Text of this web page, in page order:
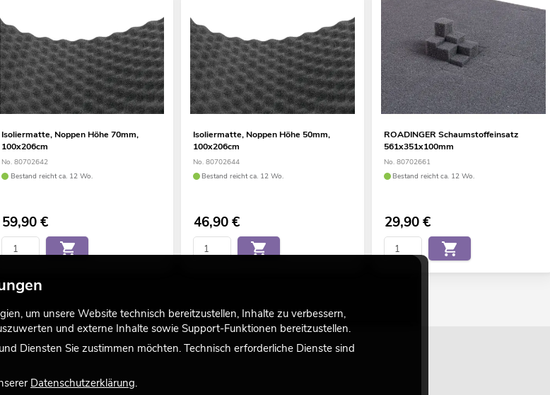
Isoliermatte, Noppen Höhe 70mm,
100x206cm
No. 80702642
Bestand reicht ca. 12 Wo.
59,90€
Isoliermatte, Noppen Höhe 50mm,
100x206cm
No. 80702644
Bestand reicht ca. 12 Wo.
46,90€
ROADINGER Schaumstoffeinsatz
561x351x100mm
No. 80702661
Bestand reicht ca. 12 Wo.
29,90€
um unsere Website technisch bereitzustellen, Inhalte zu verbessern,
und externe Inhalte sowie Support-Funktionen bereitzustellen.
Diensten Sie zustimmen möchten. Technisch erforderliche Dienste sind
Datenschutzerklärung.